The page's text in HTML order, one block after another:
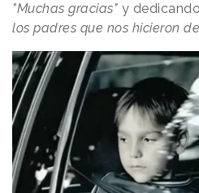
"Muchas gracias" y
los padres que nos hicieron